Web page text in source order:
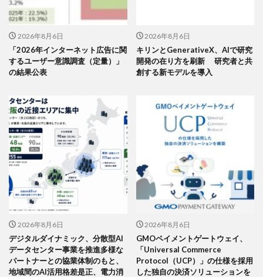
2026年8月6日
「2026年インターネット広告に関
するユーザー意識調査（定量）」
の結果公表
2026年8月6日
キリンとGenerativeX、AIで研究
開発の在り方を刷新 研究者と共
創する新モデルを導入
2026年8月6日
デジタルダイナミック、分散型AI
データセンター事業を推進多様な
パートナーとの協業体制のもと、
地域間のAI活用格差是正、電力消
2026年8月6日
GMOペイメントゲートウェイ、
「Universal Commerce
Protocol（UCP）」の仕様を採用
した独自の決済ソリューションを